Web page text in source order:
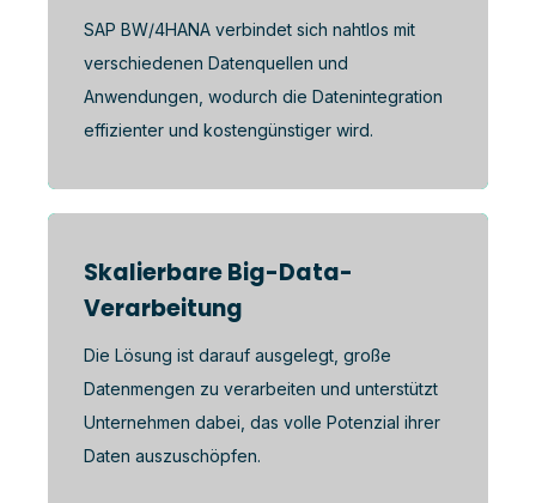
SAP BW/4HANA verbindet sich nahtlos mit
verschiedenen Datenquellen und
Anwendungen, wodurch die Datenintegration
effizienter und kostengünstiger wird.
Skalierbare Big-Data-
Verarbeitung
Die Lösung ist darauf ausgelegt, große
Datenmengen zu verarbeiten und unterstützt
Unternehmen dabei, das volle Potenzial ihrer
Daten auszuschöpfen.